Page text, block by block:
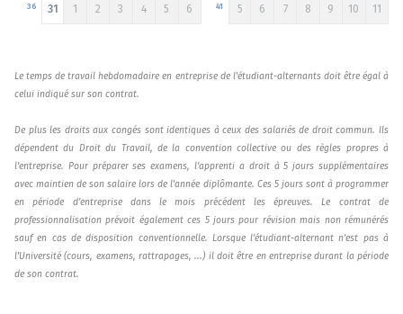
31
36 1 2 3 4 5 6 5
41 6 7 8 9 10 11
Le temps de travail hebdomadaire en entreprise de l'étudiant-alternants doit être égal à
celui indiqué sur son contrat.
De plus les droits aux congés sont identiques à ceux des salariés de droit commun. Ils
dépendent du Droit du Travail, de la convention collective ou des règles propres à
l’entreprise. Pour préparer ses examens, l’apprenti a droit à 5 jours supplémentaires
avec maintien de son salaire lors de l'année diplômante. Ces 5 jours sont à programmer
en période d’entreprise dans le mois précédent les épreuves. Le contrat de
professionnalisation prévoit également ces 5 jours pour révision mais non rémunérés
sauf en cas de disposition conventionnelle. Lorsque l’étudiant-alternant n’est pas à
l'Université (cours, examens, rattrapages, ...) il doit être en entreprise durant la période
de son contrat.